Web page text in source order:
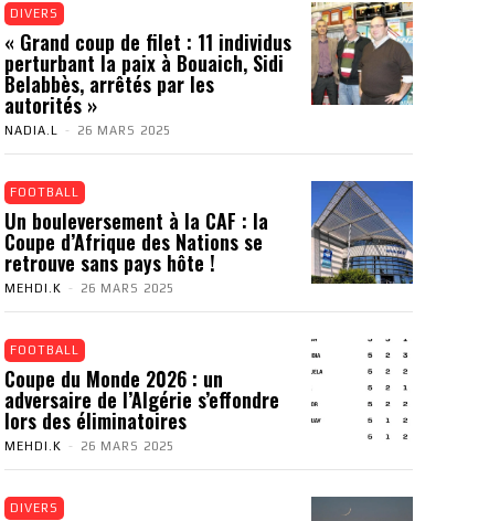
DIVERS
« Grand coup de filet : 11 individus
perturbant la paix à Bouaich, Sidi
Belabbès, arrêtés par les
autorités »
NADIA.L - 26 MARS 2025
FOOTBALL
Un bouleversement à la CAF : la
Coupe d’Afrique des Nations se
retrouve sans pays hôte !
MEHDI.K - 26 MARS 2025
FOOTBALL
Coupe du Monde 2026 : un
adversaire de l’Algérie s’effondre
lors des éliminatoires
MEHDI.K - 26 MARS 2025
DIVERS